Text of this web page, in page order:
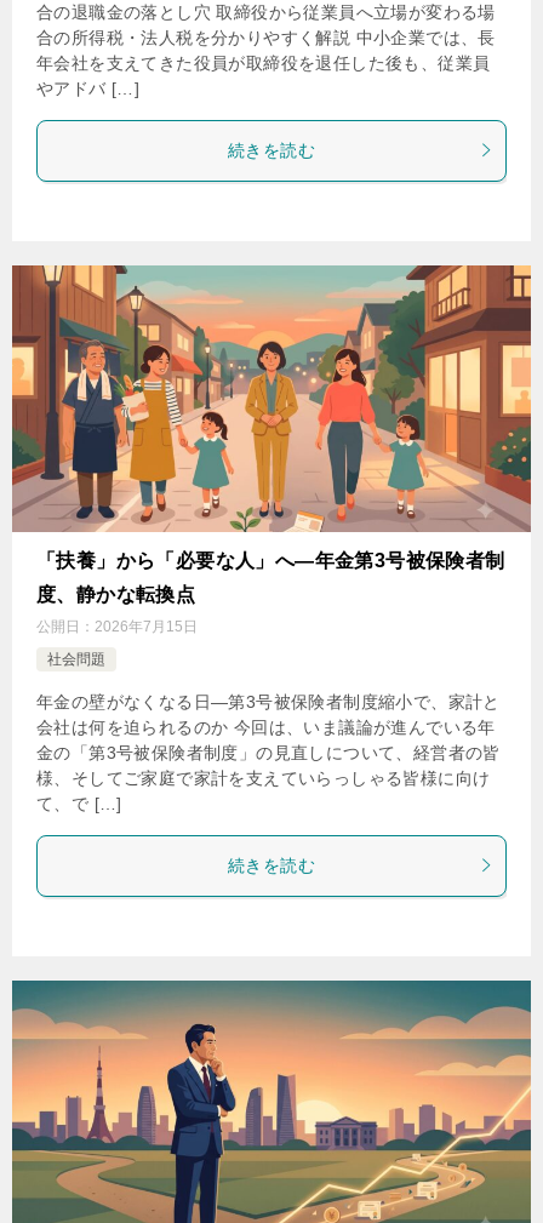
合の退職金の落とし穴 取締役から従業員へ立場が変わる場
合の所得税・法人税を分かりやすく解説 中小企業では、長
年会社を支えてきた役員が取締役を退任した後も、従業員
やアドバ […]
続きを読む
「扶養」から「必要な人」へ―年金第3号被保険者制
度、静かな転換点
公開日： 2026年7月15日
社会問題
年金の壁がなくなる日―第3号被保険者制度縮小で、家計と
会社は何を迫られるのか 今回は、いま議論が進んでいる年
金の「第3号被保険者制度」の見直しについて、経営者の皆
様、そしてご家庭で家計を支えていらっしゃる皆様に向け
て、で […]
続きを読む